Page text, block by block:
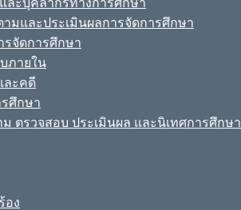
ะบุคลากรทางการศึกษา
มและประเมินผลการจัดการศึกษา
รจัดการศึกษา
ภายใน
ละคดี
ศึกษา
ตรวจสอบ ประเมินผล และนิเทศการศึกษา
อง